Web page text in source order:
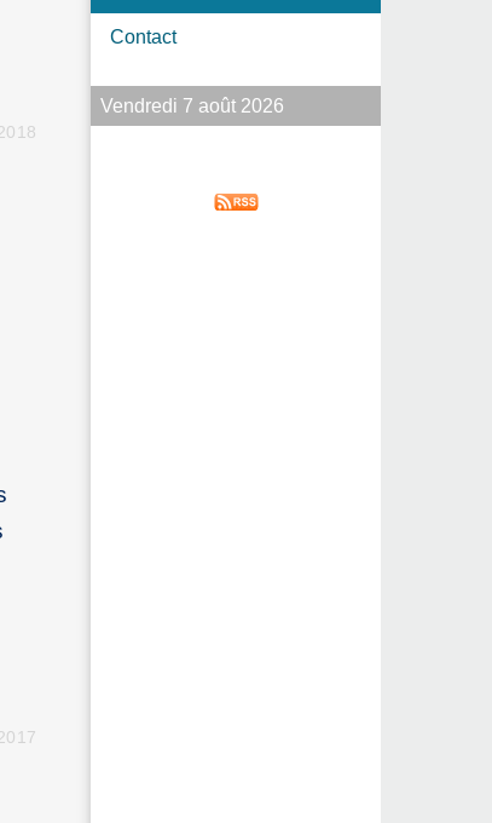
Contact
Vendredi 7 août 2026